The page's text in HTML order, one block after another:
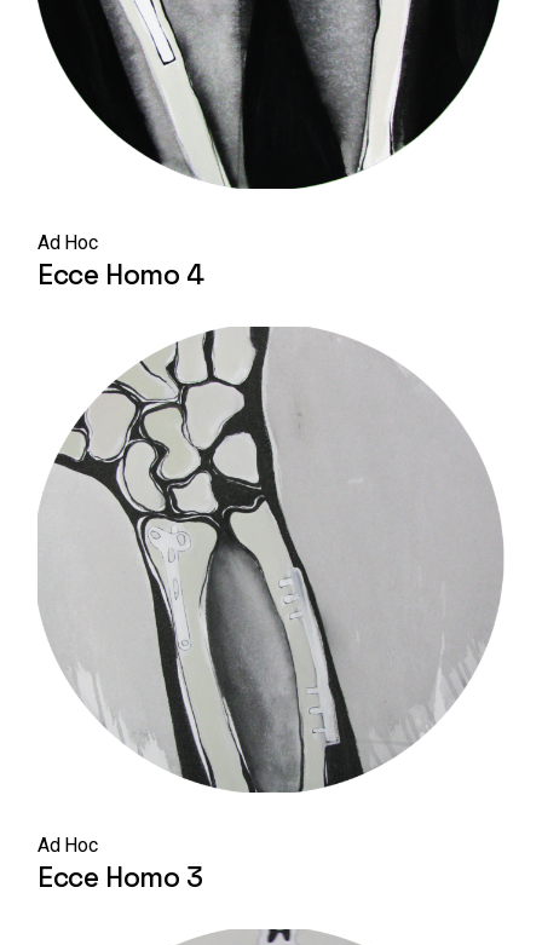
Ad Hoc
Ecce Homo 4
Ad Hoc
Ecce Homo 3